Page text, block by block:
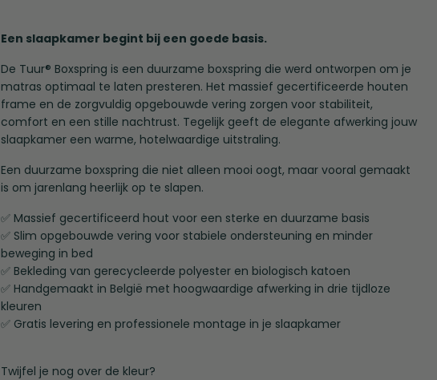
Een slaapkamer begint bij een goede basis.
De Tuur® Boxspring is een duurzame boxspring die werd ontworpen om je
matras optimaal te laten presteren. Het massief gecertificeerde houten
frame en de zorgvuldig opgebouwde vering zorgen voor stabiliteit,
comfort en een stille nachtrust. Tegelijk geeft de elegante afwerking jouw
slaapkamer een warme, hotelwaardige uitstraling.
Een duurzame boxspring die niet alleen mooi oogt, maar vooral gemaakt
is om jarenlang heerlijk op te slapen.
✅ Massief gecertificeerd hout voor een sterke en duurzame basis
✅ Slim opgebouwde vering voor stabiele ondersteuning en minder
beweging in bed
✅ Bekleding van gerecycleerde polyester en biologisch katoen
✅ Handgemaakt in België met hoogwaardige afwerking in drie tijdloze
kleuren
✅ Gratis levering en professionele montage in je slaapkamer
Twijfel je nog over de kleur?